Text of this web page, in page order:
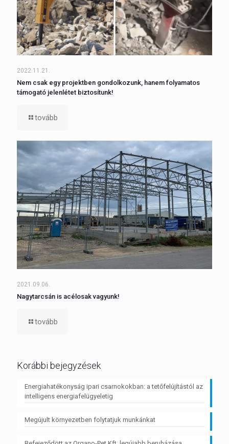
2022.11.21.
Nem csak egy projektben gondolkozunk, hanem folyamatos
támogató jelenlétet biztosítunk!
tovább
2021.09.06.
Nagytarcsán is acélosak vagyunk!
tovább
Korábbi bejegyzések
Energiahatékonyság ipari csarnokokban: a tetőfelújítástól az
intelligens energiafelügyeletig
Megújult környezetben folytatjuk munkánkat